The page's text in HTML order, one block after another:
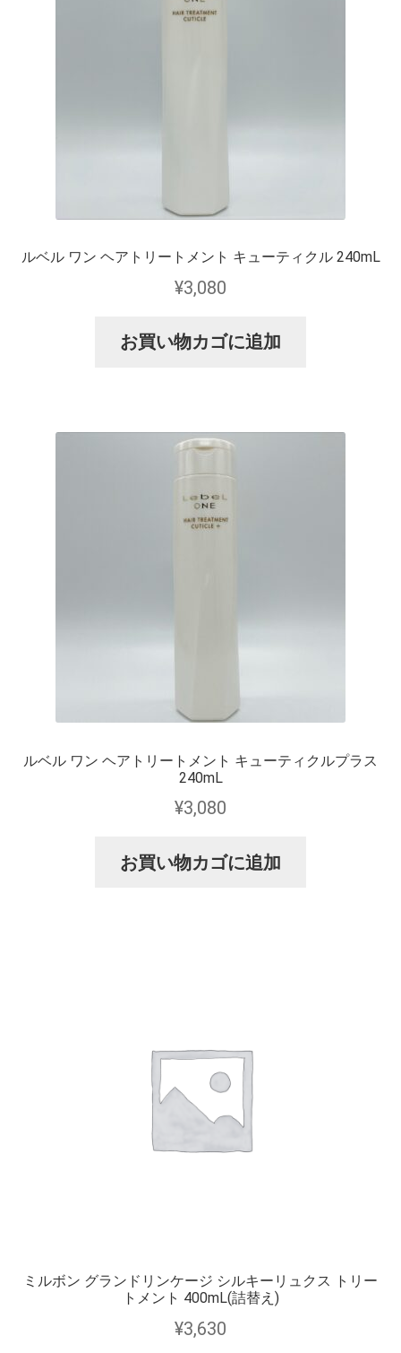
ルベル ワン ヘアトリートメント キューティクル 240mL
¥3,080
お買い物カゴに追加
ルベル ワン ヘアトリートメント キューティクルプラス
240mL
¥3,080
お買い物カゴに追加
ミルボン グランドリンケージ シルキーリュクス トリー
トメント 400mL(詰替え)
¥3,630